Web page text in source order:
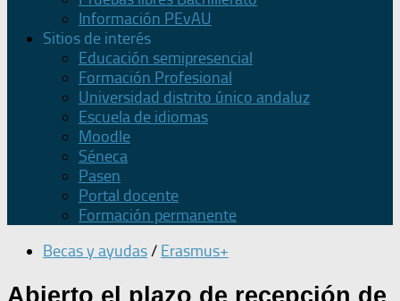
Información PEvAU
Sitios de interés
Educación semipresencial
Formación Profesional
Universidad distrito único andaluz
Escuela de idiomas
Moodle
Séneca
Pasen
Portal docente
Formación permanente
Becas y ayudas/ Erasmus+
Abierto el plazo de recepción de